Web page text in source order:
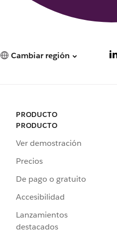
Cambiar región
PRODUCTO
PRODUCTO
Ver demostración
Precios
De pago o gratuito
Accesibilidad
Lanzamientos
destacados